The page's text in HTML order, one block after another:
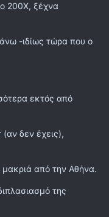
200Χ, ξέχνα
-ιδίως τώρα που ο
εκτός από
δεν έχεις),
από την Αθήνα.
της